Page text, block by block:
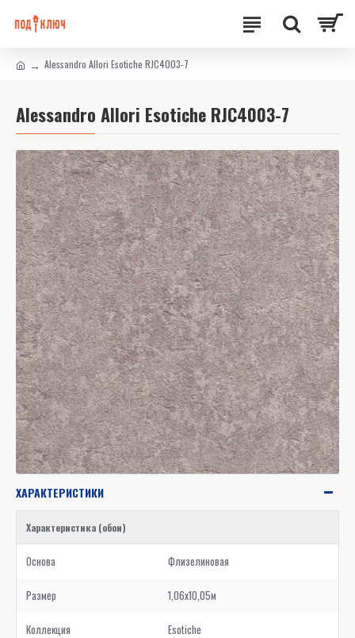
Alessandro Allori Esotiche RJC4003-7
Alessandro Allori Esotiche RJC4003-7
ХАРАКТЕРИСТИКИ
Характеристика (обои)
Основа Флизелиновая
Размер 1,06x10,05м
Коллекция Esotiche